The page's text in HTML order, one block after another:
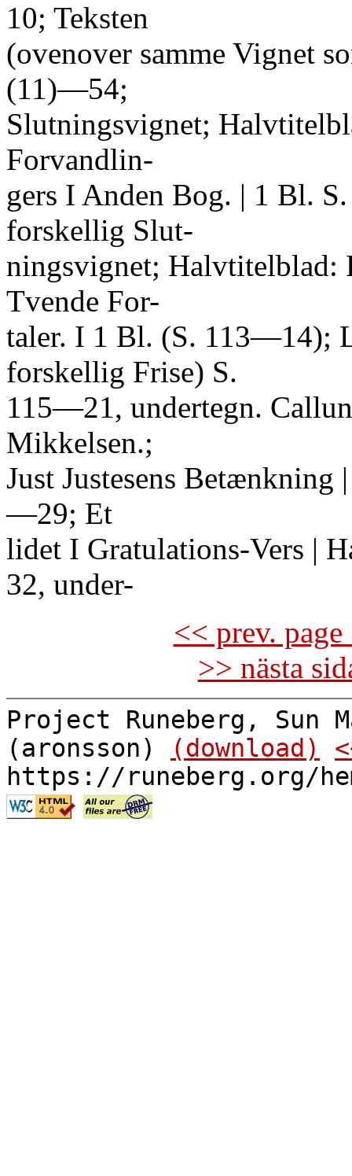
10; Teksten
(ovenover samme Vignet
(11)—54;
Slutningsvignet;
Forvandlin-
gers I Anden Bog. | 1 Bl.
forskellig Slut-
ningsvignet; Halvtitelblad:
Tvende For-
taler. I 1 Bl. (S. 113—14);
forskellig Frise) S.
115—21, undertegn.
Mikkelsen.;
Just Justesens Betænkning
—29; Et
lidet I Gratulations-Vers |
32, under-
<< prev.
>> nästa
Project Runeberg, Sun
(aronsson)
(download)
https://runeberg.org/